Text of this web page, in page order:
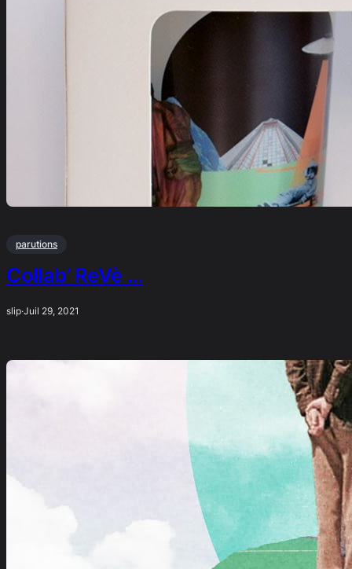
parutions
Collab’ ReVè …
slip·Juil 29, 2021